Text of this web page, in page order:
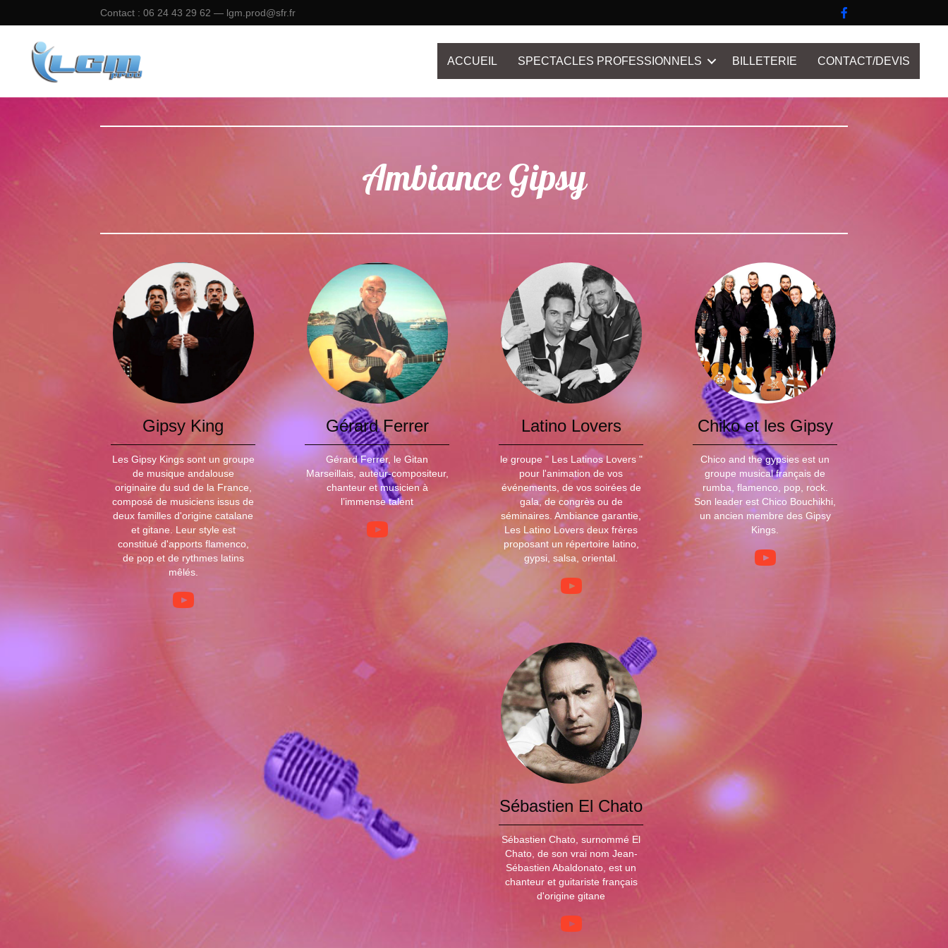
Contact : 06 24 43 29 62 — lgm.prod@sfr.fr
ACCUEIL SPECTACLES PROFESSIONNELS BILLETERIE CONTACT/DEVIS
Ambiance Gipsy
Gipsy King
Les Gipsy Kings sont un groupe
de musique andalouse
originaire du sud de la France,
composé de musiciens issus de
deux familles d'origine catalane
et gitane. Leur style est
constitué d'apports flamenco,
de pop et de rythmes latins
mêlés.
Gérard Ferrer
Gérard Ferrer, le Gitan
Marseillais, auteur-compositeur,
chanteur et musicien à
l’immense talent
Latino Lovers
le groupe " Les Latinos Lovers "
pour l'animation de vos
événements, de vos soirées de
gala, de congrès ou de
séminaires. Ambiance garantie,
Les Latino Lovers deux frères
proposant un répertoire latino,
gypsi, salsa, oriental.
Sébastien El Chato
Sébastien Chato, surnommé El
Chato, de son vrai nom Jean-
Sébastien Abaldonato, est un
chanteur et guitariste français
d'origine gitane
Chiko et les Gipsy
Chico and the gypsies est un
groupe musical français de
rumba, flamenco, pop, rock.
Son leader est Chico Bouchikhi,
un ancien membre des Gipsy
Kings.